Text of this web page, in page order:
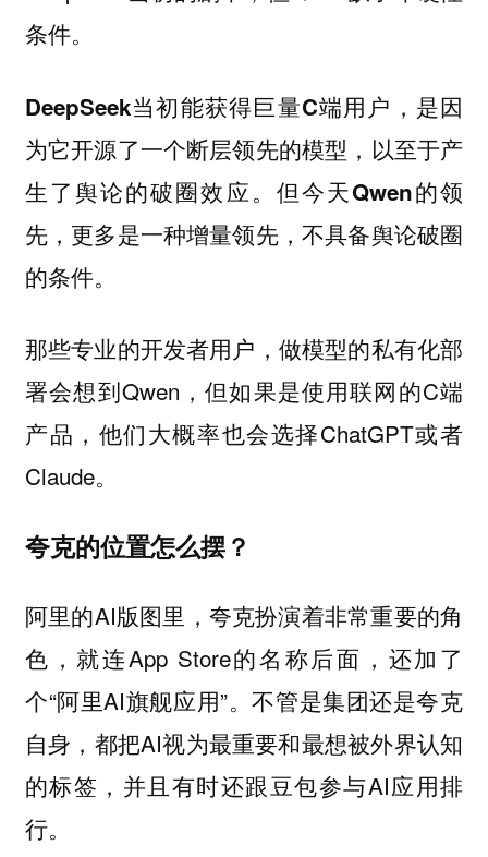
条件。
DeepSeek当初能获得巨量C端用户，是因
为它开源了一个断层领先的模型，以至于产
生了舆论的破圈效应。但今天Qwen的领
先，更多是一种增量领先，不具备舆论破圈
的条件。
那些专业的开发者用户，做模型的私有化部
署会想到Qwen，但如果是使用联网的C端
产品，他们大概率也会选择ChatGPT或者
Claude。
夸克的位置怎么摆？
阿里的AI版图里，夸克扮演着非常重要的角
色，就连App Store的名称后面，还加了
个“阿里AI旗舰应用”。不管是集团还是夸克
自身，都把AI视为最重要和最想被外界认知
的标签，并且有时还跟豆包参与AI应用排
行。